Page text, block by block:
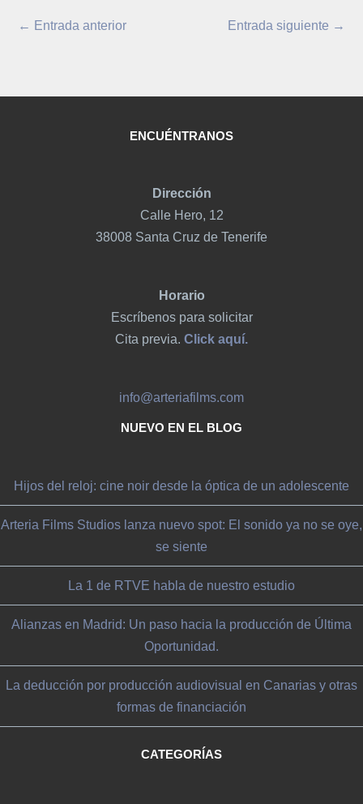
← Entrada anterior Entrada siguiente →
ENCUÉNTRANOS
Dirección
Calle Hero, 12
38008 Santa Cruz de Tenerife
Horario
Escríbenos para solicitar
Cita previa. Click aquí.
info@arteriafilms.com
NUEVO EN EL BLOG
Hijos del reloj: cine noir desde la óptica de un adolescente
Arteria Films Studios lanza nuevo spot: El sonido ya no se oye,
se siente
La 1 de RTVE habla de nuestro estudio
Alianzas en Madrid: Un paso hacia la producción de Última
Oportunidad.
La deducción por producción audiovisual en Canarias y otras
formas de financiación
CATEGORÍAS